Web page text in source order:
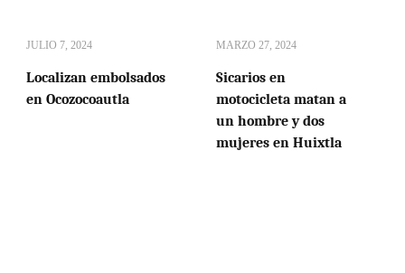
JULIO 7, 2024
Localizan embolsados
en Ocozocoautla
MARZO 27, 2024
Sicarios en
motocicleta matan a
un hombre y dos
mujeres en Huixtla